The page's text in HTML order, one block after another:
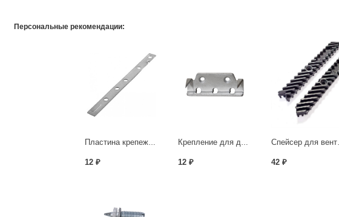
Персональные рекомендации:
Пластина крепежная для планкена 190х15х2.0 мм
12 ₽ 12 ₽
Спейсер для
42 ₽